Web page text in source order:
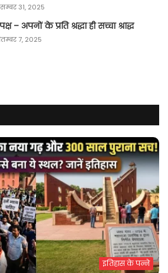
31, 2025
– अपनों के प्रति श्रद्धा ही सच्चा श्राद्ध
7, 2025
इतिहास के पन्ने